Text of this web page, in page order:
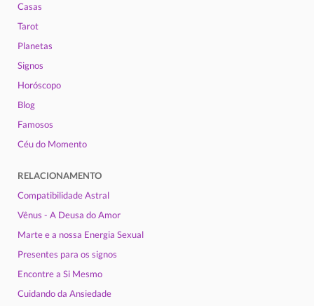
Casas
Tarot
Planetas
Signos
Horóscopo
Blog
Famosos
Céu do Momento
RELACIONAMENTO
Compatibilidade Astral
Vênus - A Deusa do Amor
Marte e a nossa Energia Sexual
Presentes para os signos
Encontre a Si Mesmo
Cuidando da Ansiedade